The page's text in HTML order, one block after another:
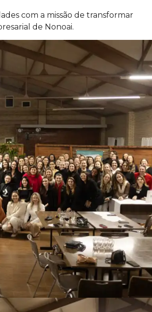
com a missão de transformar
de Nonoai.